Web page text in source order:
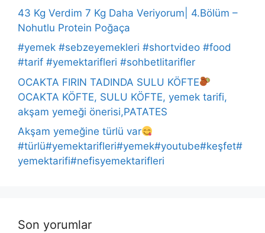
43 Kg Verdim 7 Kg Daha Veriyorum| 4.Bölüm –
Nohutlu Protein Poğaça
#yemek #sebzeyemekleri #shortvideo #food
#tarif #yemektarifleri #sohbetlitarifler
OCAKTA FIRIN TADINDA SULU KÖFTE
OCAKTA KÖFTE, SULU KÖFTE, yemek tarifi,
akşam yemeği önerisi,PATATES
Akşam yemeğine türlü var
#türlü#yemektarifleri#yemek#youtube#keşfet#
yemektarifi#nefisyemektarifleri
Son yorumlar